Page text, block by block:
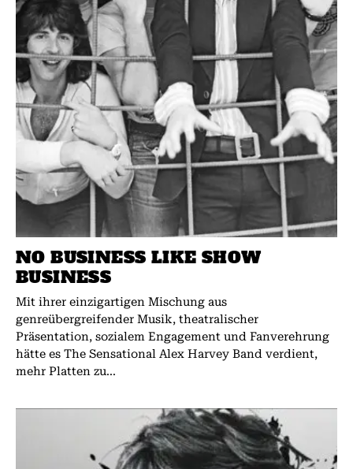
NO BUSINESS LIKE SHOW
BUSINESS
Mit ihrer einzigartigen Mischung aus
genreübergreifender Musik, theatralischer
Präsentation, sozialem Engagement und Fanverehrung
hätte es The Sensational Alex Harvey Band verdient,
mehr Platten zu...